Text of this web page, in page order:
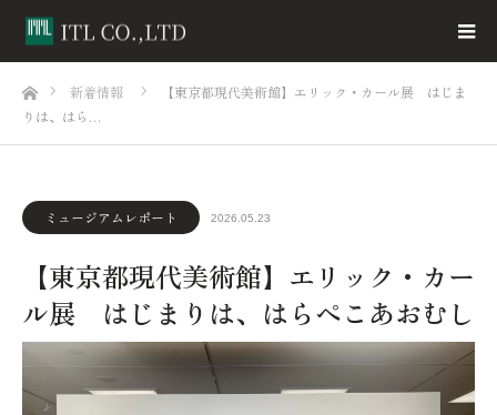
ホーム新着情報
【東京都現代美術館】エリック・カール展 はじま
りは、はら…
ミュージアムレポート 2026.05.23
【東京都現代美術館】エリック・カー
ル展 はじまりは、はらぺこあおむし